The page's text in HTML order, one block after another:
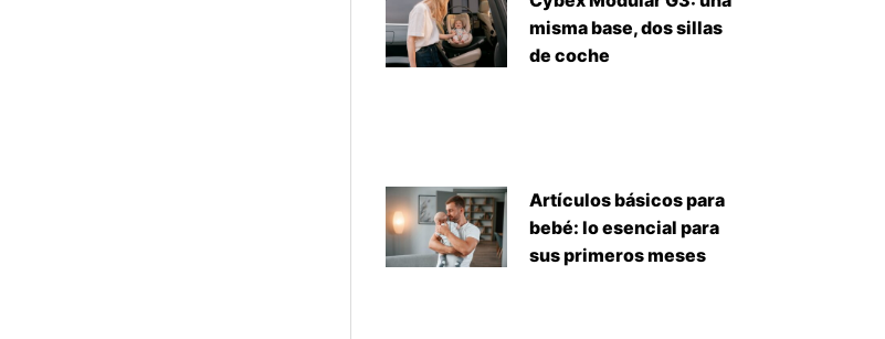
misma base, dos sillas
de coche
Artículos básicos para
bebé: lo esencial para
sus primeros meses